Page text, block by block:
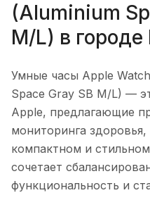
(Aluminium
M/L) в городе
Умные часы Apple
Space Gray SB M/L) —
Apple, предлагающие
мониторинга
компактном и
сочетает
функциональность и